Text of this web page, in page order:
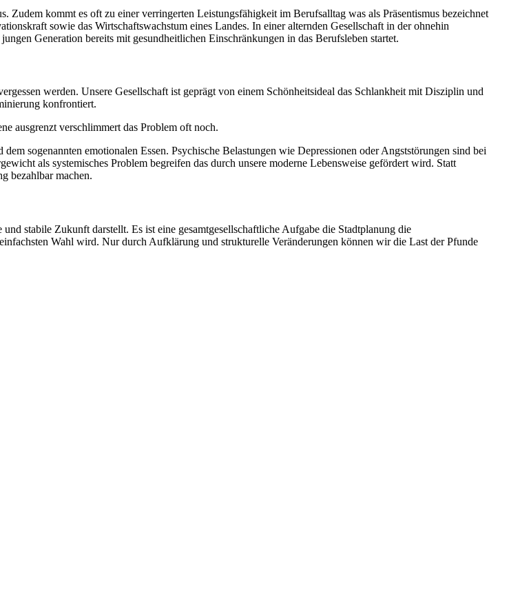
kommt es oft zu einer verringerten Leistungsfähigkeit im Berufsalltag was als Präsentismus bezeichnet
sowie das Wirtschaftswachstum eines Landes. In einer alternden Gesellschaft in der ohnehin
Generation bereits mit gesundheitlichen Einschränkungen in das Berufsleben startet.
werden. Unsere Gesellschaft ist geprägt von einem Schönheitsideal das Schlankheit mit Disziplin und
konfrontiert.
ausgrenzt verschlimmert das Problem oft noch.
sogenannten emotionalen Essen. Psychische Belastungen wie Depressionen oder Angststörungen sind bei
als systemisches Problem begreifen das durch unsere moderne Lebensweise gefördert wird. Statt
bezahlbar machen.
stabile Zukunft darstellt. Es ist eine gesamtgesellschaftliche Aufgabe die Stadtplanung die
Wahl wird. Nur durch Aufklärung und strukturelle Veränderungen können wir die Last der Pfunde